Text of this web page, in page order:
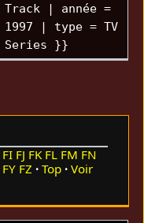
Track | année =
1997 | type = TV
Series }}
FI FJ FK FL FM FN
FY FZ Top
Voir